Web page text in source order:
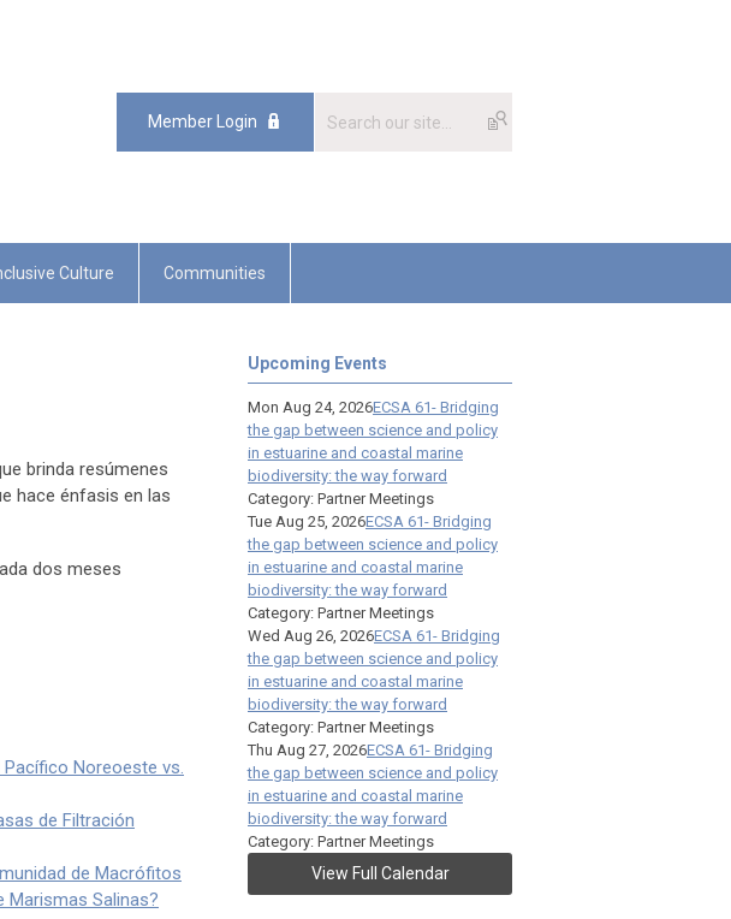
Member Login
Culture Communities
brinda resúmenes
hace énfasis en las
dos meses
Noreoeste vs.
de Filtración
de Macrófitos
Marismas Salinas?
Upcoming Events
Mon Aug 24, 2026ECSA 61- Bridging
the gap between science and policy
in estuarine and coastal marine
biodiversity: the way forward
Category: Partner Meetings
Tue Aug 25, 2026ECSA 61- Bridging
the gap between science and policy
in estuarine and coastal marine
biodiversity: the way forward
Category: Partner Meetings
Wed Aug 26, 2026ECSA 61- Bridging
the gap between science and policy
in estuarine and coastal marine
biodiversity: the way forward
Category: Partner Meetings
Thu Aug 27, 2026ECSA 61- Bridging
the gap between science and policy
in estuarine and coastal marine
biodiversity: the way forward
Category: Partner Meetings
View Full Calendar